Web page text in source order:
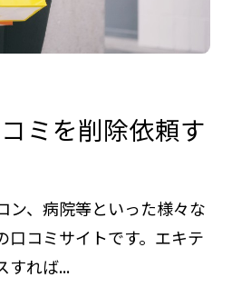
ミを削除依頼す
ン、病院等といった様々な
口コミサイトです。エキテ
すれば...